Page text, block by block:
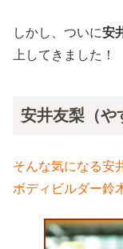
しかし、ついに安
上してきました！
安井友梨（
そんな気になる安
ボディビルダー鈴